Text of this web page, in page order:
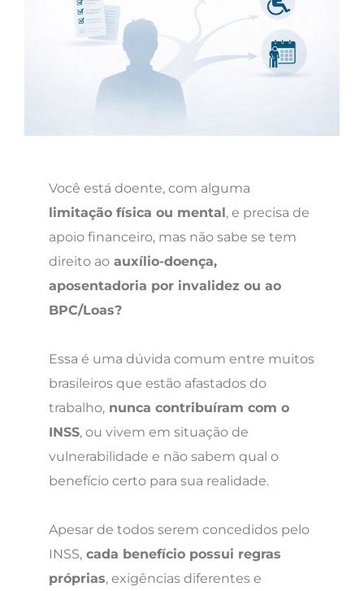
Você está doente, com alguma
limitação física ou mental, e precisa de
apoio financeiro, mas não sabe se tem
direito ao auxílio-doença,
aposentadoria por invalidez ou ao
BPC/Loas?
Essa é uma dúvida comum entre muitos
brasileiros que estão afastados do
trabalho, nunca contribuíram com o
INSS, ou vivem em situação de
vulnerabilidade e não sabem qual o
benefício certo para sua realidade.
Apesar de todos serem concedidos pelo
INSS, cada benefício possui regras
próprias, exigências diferentes e